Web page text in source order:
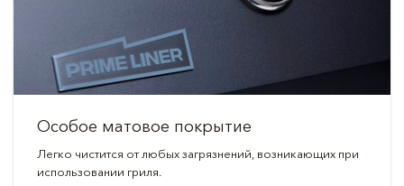
Особое матовое покрытие
Легко чистится от любых загрязнений, возникающих при
использовании гриля.